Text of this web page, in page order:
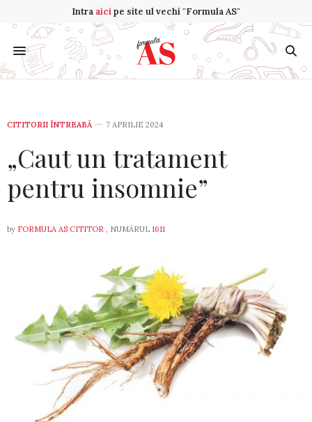
Intra aicipe site ul vechi "Formula AS"
CITITORII ÎNTREABĂ 7 APRILIE 2024
„Caut un tratament
pentru insomnie”
by FORMULA AS CITITOR , NUMĂRUL 1611